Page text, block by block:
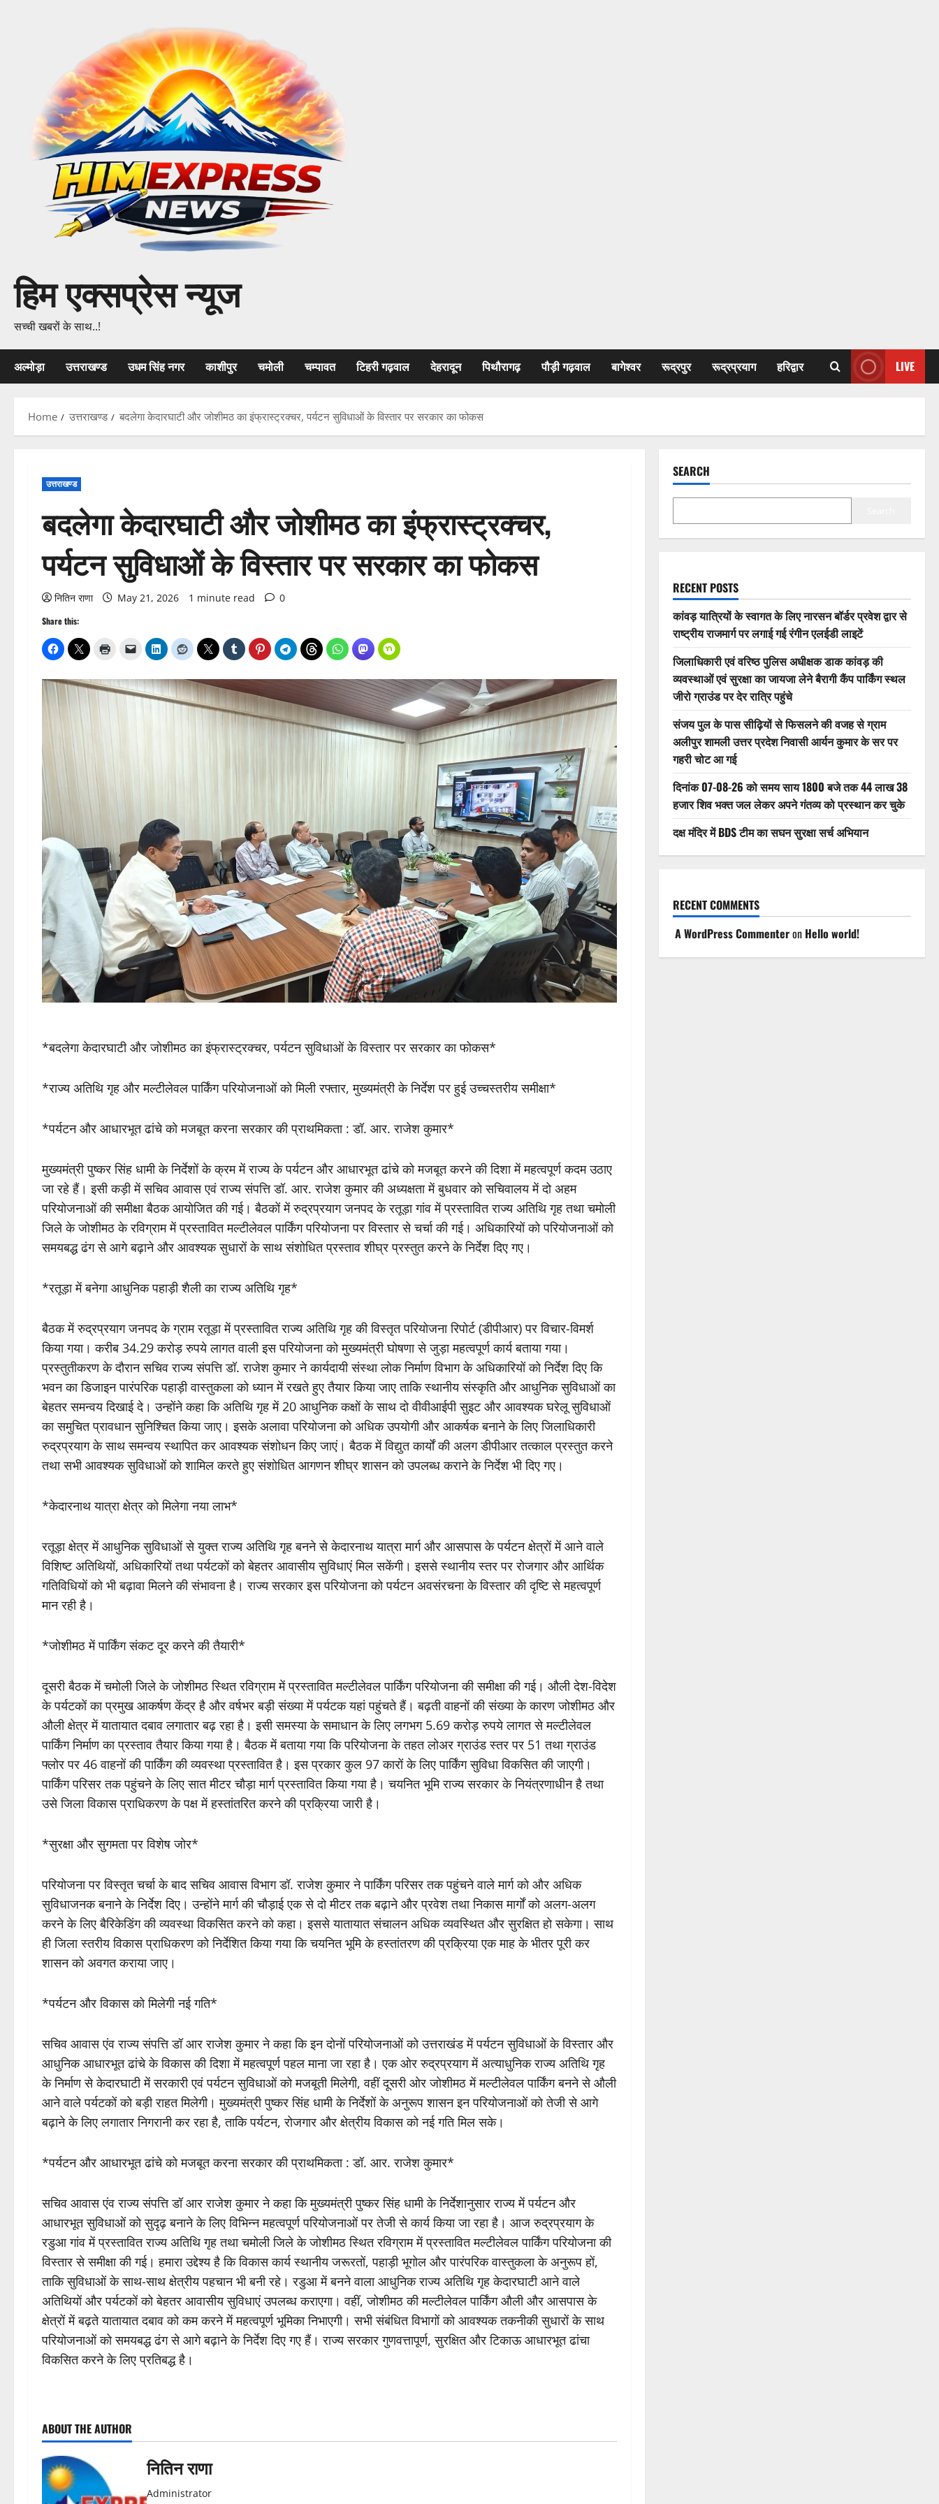
हिम एक्सप्रेस न्यूज
सच्ची खबरों के साथ..!
अल्मोड़ा उत्तराखण्ड उधम सिंह नगर काशीपुर चमोली चम्पावत टिहरी गढ़वाल देहरादून पिथौरागढ़ पौड़ी गढ़वाल बागेश्वर रूद्रपुर रूद्रप्रयाग हरिद्वार LIVE
Home उत्तराखण्ड बदलेगा केदारघाटी और जोशीमठ का इंफ्रास्ट्रक्चर, पर्यटन सुविधाओं के विस्तार पर सरकार का फोकस
उत्तराखण्ड
बदलेगा केदारघाटी और जोशीमठ का इंफ्रास्ट्रक्चर,
पर्यटन सुविधाओं के विस्तार पर सरकार का फोकस
नितिन राणा May 21, 2026 1 minute read 0
Share this:
*बदलेगा केदारघाटी और जोशीमठ का इंफ्रास्ट्रक्चर, पर्यटन सुविधाओं के विस्तार पर सरकार का फोकस*
*राज्य अतिथि गृह और मल्टीलेवल पार्किंग परियोजनाओं को मिली रफ्तार, मुख्यमंत्री के निर्देश पर हुई उच्चस्तरीय समीक्षा*
*पर्यटन और आधारभूत ढांचे को मजबूत करना सरकार की प्राथमिकता : डॉ. आर. राजेश कुमार*
मुख्यमंत्री पुष्कर सिंह धामी के निर्देशों के क्रम में राज्य के पर्यटन और आधारभूत ढांचे को मजबूत करने की दिशा में महत्वपूर्ण कदम उठाए
जा रहे हैं। इसी कड़ी में सचिव आवास एवं राज्य संपत्ति डॉ. आर. राजेश कुमार की अध्यक्षता में बुधवार को सचिवालय में दो अहम
परियोजनाओं की समीक्षा बैठक आयोजित की गई। बैठकों में रुद्रप्रयाग जनपद के रतूड़ा गांव में प्रस्तावित राज्य अतिथि गृह तथा चमोली
जिले के जोशीमठ के रविग्राम में प्रस्तावित मल्टीलेवल पार्किंग परियोजना पर विस्तार से चर्चा की गई। अधिकारियों को परियोजनाओं को
समयबद्ध ढंग से आगे बढ़ाने और आवश्यक सुधारों के साथ संशोधित प्रस्ताव शीघ्र प्रस्तुत करने के निर्देश दिए गए।
*रतूड़ा में बनेगा आधुनिक पहाड़ी शैली का राज्य अतिथि गृह*
बैठक में रुद्रप्रयाग जनपद के ग्राम रतूड़ा में प्रस्तावित राज्य अतिथि गृह की विस्तृत परियोजना रिपोर्ट (डीपीआर) पर विचार-विमर्श
किया गया। करीब 34.29 करोड़ रुपये लागत वाली इस परियोजना को मुख्यमंत्री घोषणा से जुड़ा महत्वपूर्ण कार्य बताया गया।
प्रस्तुतीकरण के दौरान सचिव राज्य संपत्ति डॉ. राजेश कुमार ने कार्यदायी संस्था लोक निर्माण विभाग के अधिकारियों को निर्देश दिए कि
भवन का डिजाइन पारंपरिक पहाड़ी वास्तुकला को ध्यान में रखते हुए तैयार किया जाए ताकि स्थानीय संस्कृति और आधुनिक सुविधाओं का
बेहतर समन्वय दिखाई दे। उन्होंने कहा कि अतिथि गृह में 20 आधुनिक कक्षों के साथ दो वीवीआईपी सुइट और आवश्यक घरेलू सुविधाओं
का समुचित प्रावधान सुनिश्चित किया जाए। इसके अलावा परियोजना को अधिक उपयोगी और आकर्षक बनाने के लिए जिलाधिकारी
रुद्रप्रयाग के साथ समन्वय स्थापित कर आवश्यक संशोधन किए जाएं। बैठक में विद्युत कार्यों की अलग डीपीआर तत्काल प्रस्तुत करने
तथा सभी आवश्यक सुविधाओं को शामिल करते हुए संशोधित आगणन शीघ्र शासन को उपलब्ध कराने के निर्देश भी दिए गए।
*केदारनाथ यात्रा क्षेत्र को मिलेगा नया लाभ*
रतूड़ा क्षेत्र में आधुनिक सुविधाओं से युक्त राज्य अतिथि गृह बनने से केदारनाथ यात्रा मार्ग और आसपास के पर्यटन क्षेत्रों में आने वाले
विशिष्ट अतिथियों, अधिकारियों तथा पर्यटकों को बेहतर आवासीय सुविधाएं मिल सकेंगी। इससे स्थानीय स्तर पर रोजगार और आर्थिक
गतिविधियों को भी बढ़ावा मिलने की संभावना है। राज्य सरकार इस परियोजना को पर्यटन अवसंरचना के विस्तार की दृष्टि से महत्वपूर्ण
मान रही है।
*जोशीमठ में पार्किंग संकट दूर करने की तैयारी*
दूसरी बैठक में चमोली जिले के जोशीमठ स्थित रविग्राम में प्रस्तावित मल्टीलेवल पार्किंग परियोजना की समीक्षा की गई। औली देश-विदेश
के पर्यटकों का प्रमुख आकर्षण केंद्र है और वर्षभर बड़ी संख्या में पर्यटक यहां पहुंचते हैं। बढ़ती वाहनों की संख्या के कारण जोशीमठ और
औली क्षेत्र में यातायात दबाव लगातार बढ़ रहा है। इसी समस्या के समाधान के लिए लगभग 5.69 करोड़ रुपये लागत से मल्टीलेवल
पार्किंग निर्माण का प्रस्ताव तैयार किया गया है। बैठक में बताया गया कि परियोजना के तहत लोअर ग्राउंड स्तर पर 51 तथा ग्राउंड
फ्लोर पर 46 वाहनों की पार्किंग की व्यवस्था प्रस्तावित है। इस प्रकार कुल 97 कारों के लिए पार्किंग सुविधा विकसित की जाएगी।
पार्किंग परिसर तक पहुंचने के लिए सात मीटर चौड़ा मार्ग प्रस्तावित किया गया है। चयनित भूमि राज्य सरकार के नियंत्रणाधीन है तथा
उसे जिला विकास प्राधिकरण के पक्ष में हस्तांतरित करने की प्रक्रिया जारी है।
*सुरक्षा और सुगमता पर विशेष जोर*
परियोजना पर विस्तृत चर्चा के बाद सचिव आवास विभाग डॉ. राजेश कुमार ने पार्किंग परिसर तक पहुंचने वाले मार्ग को और अधिक
सुविधाजनक बनाने के निर्देश दिए। उन्होंने मार्ग की चौड़ाई एक से दो मीटर तक बढ़ाने और प्रवेश तथा निकास मार्गों को अलग-अलग
करने के लिए बैरिकेडिंग की व्यवस्था विकसित करने को कहा। इससे यातायात संचालन अधिक व्यवस्थित और सुरक्षित हो सकेगा। साथ
ही जिला स्तरीय विकास प्राधिकरण को निर्देशित किया गया कि चयनित भूमि के हस्तांतरण की प्रक्रिया एक माह के भीतर पूरी कर
शासन को अवगत कराया जाए।
*पर्यटन और विकास को मिलेगी नई गति*
सचिव आवास एंव राज्य संपत्ति डॉ आर राजेश कुमार ने कहा कि इन दोनों परियोजनाओं को उत्तराखंड में पर्यटन सुविधाओं के विस्तार और
आधुनिक आधारभूत ढांचे के विकास की दिशा में महत्वपूर्ण पहल माना जा रहा है। एक ओर रुद्रप्रयाग में अत्याधुनिक राज्य अतिथि गृह
के निर्माण से केदारघाटी में सरकारी एवं पर्यटन सुविधाओं को मजबूती मिलेगी, वहीं दूसरी ओर जोशीमठ में मल्टीलेवल पार्किंग बनने से औली
आने वाले पर्यटकों को बड़ी राहत मिलेगी। मुख्यमंत्री पुष्कर सिंह धामी के निर्देशों के अनुरूप शासन इन परियोजनाओं को तेजी से आगे
बढ़ाने के लिए लगातार निगरानी कर रहा है, ताकि पर्यटन, रोजगार और क्षेत्रीय विकास को नई गति मिल सके।
*पर्यटन और आधारभूत ढांचे को मजबूत करना सरकार की प्राथमिकता : डॉ. आर. राजेश कुमार*
सचिव आवास एंव राज्य संपत्ति डॉ आर राजेश कुमार ने कहा कि मुख्यमंत्री पुष्कर सिंह धामी के निर्देशानुसार राज्य में पर्यटन और
आधारभूत सुविधाओं को सुदृढ़ बनाने के लिए विभिन्न महत्वपूर्ण परियोजनाओं पर तेजी से कार्य किया जा रहा है। आज रुद्रप्रयाग के
रडुआ गांव में प्रस्तावित राज्य अतिथि गृह तथा चमोली जिले के जोशीमठ स्थित रविग्राम में प्रस्तावित मल्टीलेवल पार्किंग परियोजना की
विस्तार से समीक्षा की गई। हमारा उद्देश्य है कि विकास कार्य स्थानीय जरूरतों, पहाड़ी भूगोल और पारंपरिक वास्तुकला के अनुरूप हों,
ताकि सुविधाओं के साथ-साथ क्षेत्रीय पहचान भी बनी रहे। रडुआ में बनने वाला आधुनिक राज्य अतिथि गृह केदारघाटी आने वाले
अतिथियों और पर्यटकों को बेहतर आवासीय सुविधाएं उपलब्ध कराएगा। वहीं, जोशीमठ की मल्टीलेवल पार्किंग औली और आसपास के
क्षेत्रों में बढ़ते यातायात दबाव को कम करने में महत्वपूर्ण भूमिका निभाएगी। सभी संबंधित विभागों को आवश्यक तकनीकी सुधारों के साथ
परियोजनाओं को समयबद्ध ढंग से आगे बढ़ाने के निर्देश दिए गए हैं। राज्य सरकार गुणवत्तापूर्ण, सुरक्षित और टिकाऊ आधारभूत ढांचा
विकसित करने के लिए प्रतिबद्ध है।
o
s
ABOUT THE AUTHOR
नितिन राणा
Administrator
SEARCH
RECENT POSTS
कांवड़ यात्रियों के स्वागत के लिए नारसन बॉर्डर प्रवेश द्वार से
राष्ट्रीय राजमार्ग पर लगाई गई रंगीन एलईडी लाइटें
जिलाधिकारी एवं वरिष्ठ पुलिस अधीक्षक डाक कांवड़ की
व्यवस्थाओं एवं सुरक्षा का जायजा लेने बैरागी कैंप पार्किंग स्थल
जीरो ग्राउंड पर देर रात्रि पहुंचे
संजय पुल के पास सीढ़ियों से फिसलने की वजह से ग्राम
अलीपुर शामली उत्तर प्रदेश निवासी आर्यन कुमार के सर पर
गहरी चोट आ गई
दिनांक 07-08-26 को समय साय 1800 बजे तक 44 लाख 38
हजार शिव भक्त जल लेकर अपने गंतव्य को प्रस्थान कर चुके
दक्ष मंदिर में BDS टीम का सघन सुरक्षा सर्च अभियान
RECENT COMMENTS
A WordPress Commenteron Hello world!